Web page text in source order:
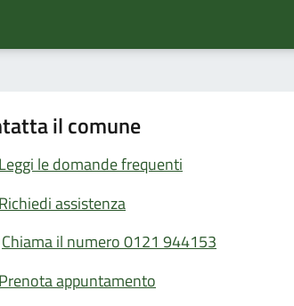
il comune
le domande frequenti
assistenza
Chiama il numero 0121 944153
appuntamento